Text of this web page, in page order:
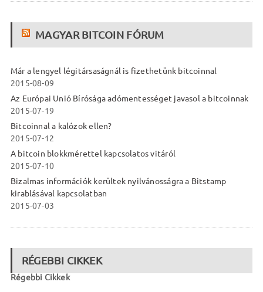
MAGYAR BITCOIN FÓRUM
Már a lengyel légitársaságnál is fizethetünk bitcoinnal
2015-08-09
Az Európai Unió Bírósága adómentességet javasol a bitcoinnak
2015-07-19
Bitcoinnal a kalózok ellen?
2015-07-12
A bitcoin blokkmérettel kapcsolatos vitáról
2015-07-10
Bizalmas információk kerültek nyilvánosságra a Bitstamp
kirablásával kapcsolatban
2015-07-03
RÉGEBBI CIKKEK
Régebbi Cikkek